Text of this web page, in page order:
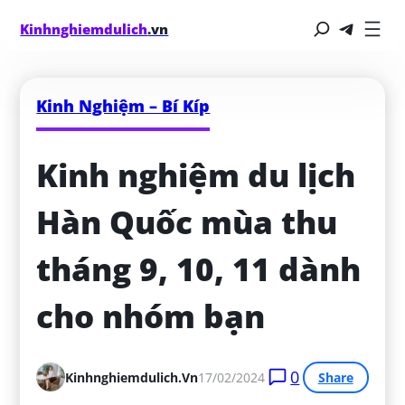
Kinhnghiemdulich.vn
Kinh Nghiệm – Bí Kíp
Kinh nghiệm du lịch
Hàn Quốc mùa thu
tháng 9, 10, 11 dành
cho nhóm bạn
Kinhnghiemdulich.vn17/02/2024 0 Share